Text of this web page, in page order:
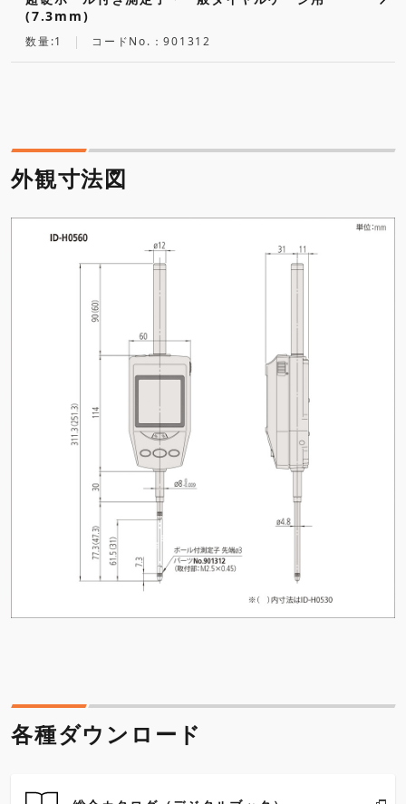
(7.3mm)
数量:1 コードNo.：901312
外観寸法図
各種ダウンロード